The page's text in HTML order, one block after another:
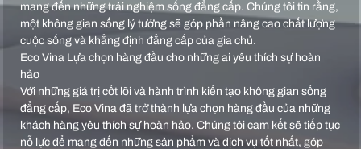
mang đến những trải nghiệm sống đẳng cấp. Chúng tôi tin rằng,
một không gian sống lý tưởng sẽ góp phần nâng cao chất lượng
cuộc sống và khẳng định đẳng cấp của gia chủ.
Eco Vina Lựa chọn hàng đầu cho những ai yêu thích sự hoàn
hảo
Với những giá trị cốt lõi và hành trình kiến tạo không gian sống
đẳng cấp, Eco Vina đã trở thành lựa chọn hàng đầu của những
khách hàng yêu thích sự hoàn hảo. Chúng tôi cam kết sẽ tiếp tục
nỗ lực để mang đến những sản phẩm và dịch vụ tốt nhất, góp